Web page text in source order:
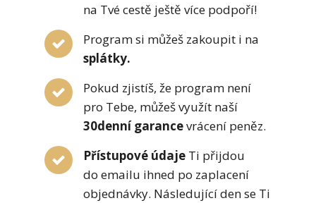
na Tvé cestě ještě více podpoří!
Program si můžeš zakoupit i na
splátky.
Pokud zjistíš, že program není
pro Tebe, můžeš využít naší
30denní garancevrácení peněz.
Přístupové údaje Ti přijdou
do emailu ihned po zaplacení
objednávky. Následující den se Ti